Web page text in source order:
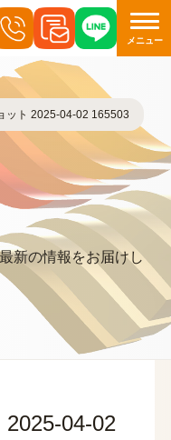
メニュー
ット 2025-04-02 165503
新の情報をお届けし
04-02